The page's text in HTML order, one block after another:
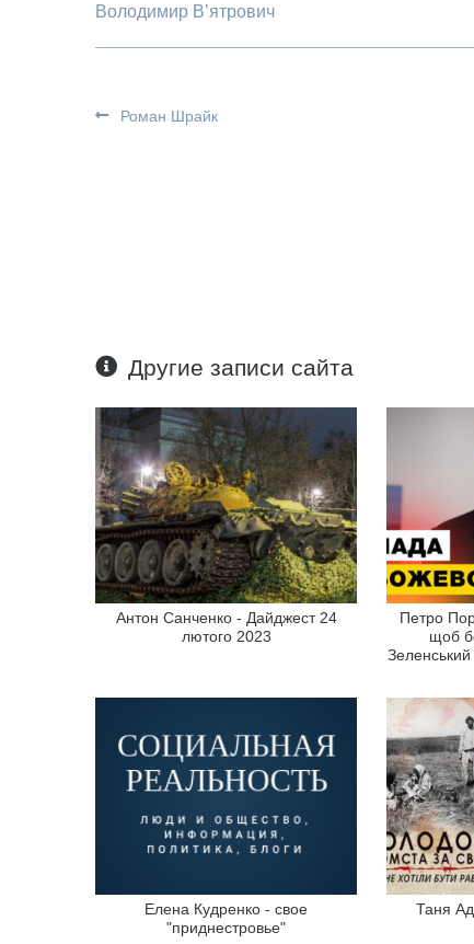
Володимир В’ятрович
Роман Шрайк
Другие записи сайта
Антон Санченко - Дайджест 24
лютого 2023
Петро
щоб
Елена Кудренко - свое
"приднестровье"
Таня